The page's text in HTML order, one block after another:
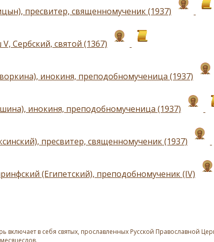
пресвитер, священномученик (1937)
Сербский, святой (1367)
инокиня, преподобномученица (1937)
инокиня, преподобномученица (1937)
пресвитер, священномученик (1937)
(Египетский), преподобномученик (IV)
включает в себя святых, прославленных Русской Православной